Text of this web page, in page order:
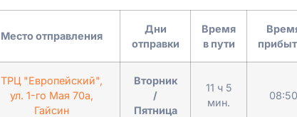
Место отправления
Дни
отправки
Время
в пути
ТРЦ "Европейский",
ул. 1-го Мая 70а,
Гайсин
Вторник
/
Пятница
11 ч 5
мин.
08:50